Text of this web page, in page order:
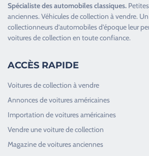
Spécialiste desautomobiles classiques.
anciennes.Véhicules de collection à vendre.
collectionneurs d’automobiles d’époque leur
voitures de collection en toute confiance.
ACCÈS RAPIDE
Voitures de collection à vendre
Annonces de voitures américaines
Importation de voitures américaines
Vendre une voiture de collection
Magazine de voitures anciennes